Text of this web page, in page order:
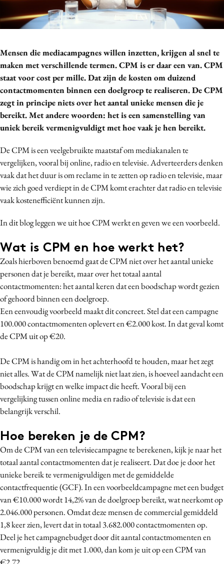
Digital transformation
Effectiviteit
Gedragsverandering
Influencer marketing
Interne communicatie
Martech
Media
PR
Programmatic
Purpose Marketing
Reputatie & crisis
Mensen die mediacampagnes willen inzetten, krijgen al snel te
maken met verschillende termen. CPM is er daar een van. CPM
staat voor cost per mille. Dat zijn de kosten om duizend
contactmomenten binnen een doelgroep te realiseren. De CPM
zegt in principe niets over het aantal unieke mensen die je
bereikt. Met andere woorden: het is een samenstelling van
uniek bereik vermenigvuldigt met hoe vaak je hen bereikt.
De CPM is een veelgebruikte maatstaf om mediakanalen te
vergelijken, vooral bij online, radio en televisie. Adverteerders denken
vaak dat het duur is om reclame in te zetten op radio en televisie, maar
wie zich goed verdiept in de CPM komt erachter dat radio en televisie
vaak kostenefficiënt kunnen zijn.
In dit blog leggen we uit hoe CPM werkt en geven we een voorbeeld.
Wat is CPM en hoe werkt het?
Zoals hierboven benoemd gaat de CPM niet over het aantal unieke
personen dat je bereikt, maar over het totaal aantal
contactmomenten: het aantal keren dat een boodschap wordt gezien
of gehoord binnen een doelgroep.
Een eenvoudig voorbeeld maakt dit concreet. Stel dat een campagne
100.000 contactmomenten oplevert en €2.000 kost. In dat geval komt
de CPM uit op €20.
De CPM is handig om in het achterhoofd te houden, maar het zegt
niet alles. Wat de CPM namelijk niet laat zien, is hoeveel aandacht een
boodschap krijgt en welke impact die heeft. Vooral bij een
vergelijking tussen online media en radio of televisie is dat een
belangrijk verschil.
Hoe bereken je de CPM?
Om de CPM van een televisiecampagne te berekenen, kijk je naar het
totaal aantal contactmomenten dat je realiseert. Dat doe je door het
unieke bereik te vermenigvuldigen met de gemiddelde
contactfrequentie (GCF). In een voorbeeldcampagne met een budget
van €10.000 wordt 14,2% van de doelgroep bereikt, wat neerkomt op
2.046.000 personen. Omdat deze mensen de commercial gemiddeld
1,8 keer zien, levert dat in totaal 3.682.000 contactmomenten op.
Deel je het campagnebudget door dit aantal contactmomenten en
vermenigvuldig je dit met 1.000, dan kom je uit op een CPM van